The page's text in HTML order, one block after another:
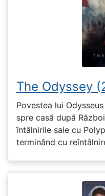
The Odyssey
Povestea lui
spre casă după
întâlnirile sale cu
terminând cu